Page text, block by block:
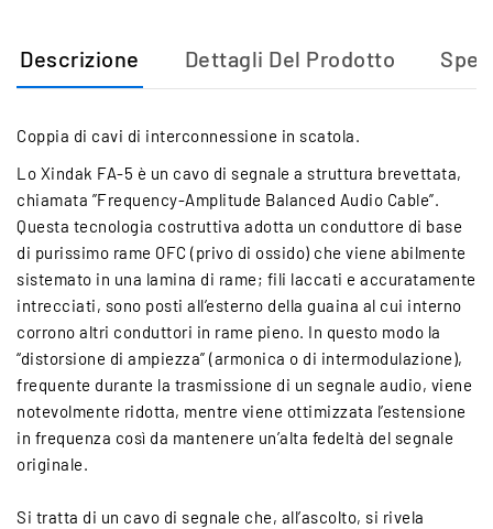
Descrizione Dettagli Del Prodotto
Coppia di cavi di interconnessione in scatola.
Lo Xindak FA-5 è un cavo di segnale a struttura brevettata,
chiamata ”Frequency-Amplitude Balanced Audio Cable”.
Questa tecnologia costruttiva adotta un conduttore di base
di purissimo rame OFC (privo di ossido) che viene abilmente
sistemato in una lamina di rame; fili laccati e accuratamente
intrecciati, sono posti all’esterno della guaina al cui interno
corrono altri conduttori in rame pieno. In questo modo la
“distorsione di ampiezza” (armonica o di intermodulazione),
frequente durante la trasmissione di un segnale audio, viene
notevolmente ridotta, mentre viene ottimizzata l’estensione
in frequenza così da mantenere un’alta fedeltà del segnale
originale.
Si tratta di un cavo di segnale che, all’ascolto, si rivela